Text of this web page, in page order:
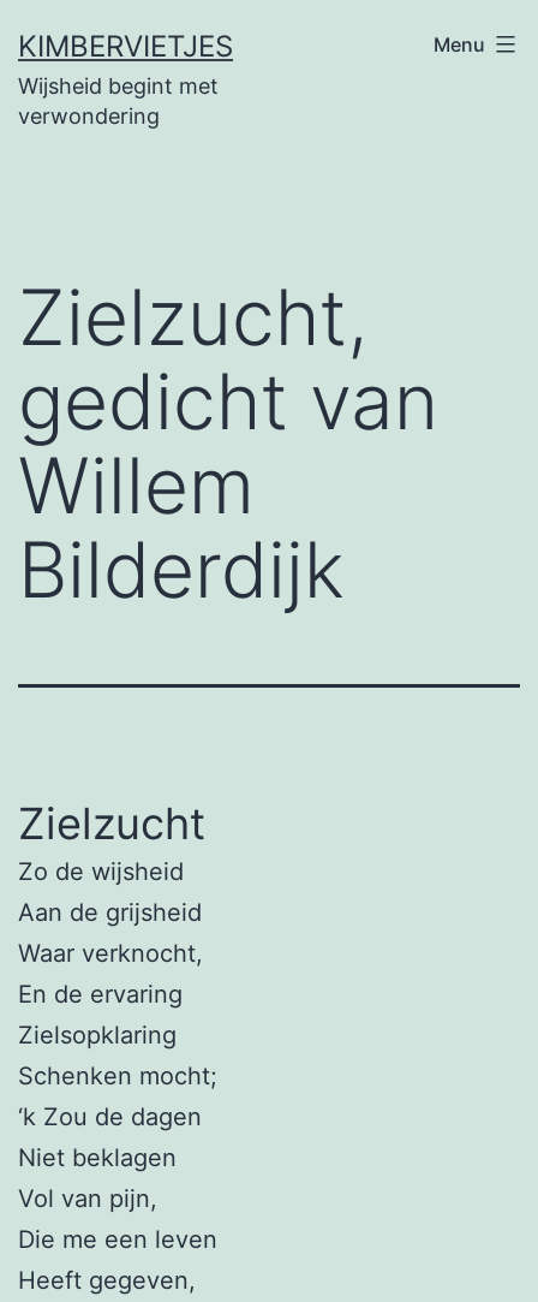
naar
de
KIMBERVIETJES
Wijsheid begint met
verwondering
Menu
Zielzucht,
gedicht van
Willem
Bilderdijk
Zielzucht
Zo de wijsheid
Aan de grijsheid
Waar verknocht,
En de ervaring
Zielsopklaring
Schenken mocht;
‘k Zou de dagen
Niet beklagen
Vol van pijn,
Die me een leven
Heeft gegeven,